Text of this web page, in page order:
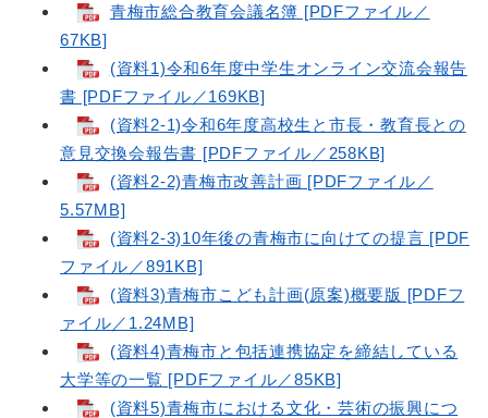
青梅市総合教育会議名簿 [PDFファイル／
67KB]
(資料1)令和6年度中学生オンライン交流会報告
書 [PDFファイル／169KB]
(資料2-1)令和6年度高校生と市長・教育長との
意見交換会報告書 [PDFファイル／258KB]
(資料2-2)青梅市改善計画 [PDFファイル／
5.57MB]
(資料2-3)10年後の青梅市に向けての提言 [PDF
ファイル／891KB]
(資料3)青梅市こども計画(原案)概要版 [PDFフ
ァイル／1.24MB]
(資料4)青梅市と包括連携協定を締結している
大学等の一覧 [PDFファイル／85KB]
(資料5)青梅市における文化・芸術の振興につ